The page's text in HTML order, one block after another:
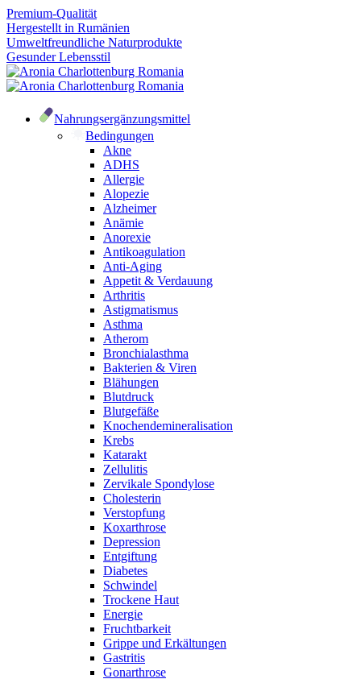
Premium-Qualität
Hergestellt in Rumänien
Umweltfreundliche Naturprodukte
Gesunder Lebensstil
Nahrungsergänzungsmittel
Bedingungen
Akne
ADHS
Allergie
Alopezie
Alzheimer
Anämie
Anorexie
Antikoagulation
Anti-Aging
Appetit & Verdauung
Arthritis
Astigmatismus
Asthma
Atherom
Bronchialasthma
Bakterien & Viren
Blähungen
Blutdruck
Blutgefäße
Knochendemineralisation
Krebs
Katarakt
Zellulitis
Zervikale Spondylose
Cholesterin
Verstopfung
Koxarthrose
Depression
Entgiftung
Diabetes
Schwindel
Trockene Haut
Energie
Fruchtbarkeit
Grippe und Erkältungen
Gastritis
Gonarthrose